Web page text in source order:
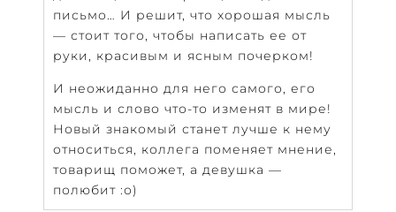
письмо… И решит, что хорошая мысль
— стоит того, чтобы написать ее от
руки, красивым и ясным почерком!
И неожиданно для него самого, его
мысль и слово что-то изменят в мире!
Новый знакомый станет лучше к нему
относиться, коллега поменяет мнение,
товарищ поможет, а девушка —
полюбит :о)